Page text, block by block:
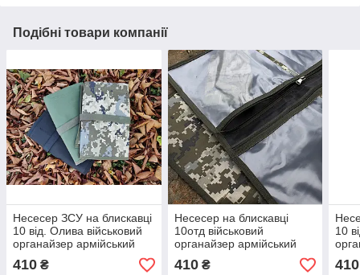
Подібні товари компанії
Несесер ЗСУ на блискавці
10 від. Олива військовий
органайзер армійський
несесер на змійці сумка '
410 ₴
Несесер на блискавці
10отд військовий
органайзер армійський
несесер ЗСУ на змійці
тривожна сумка
410₴
10
410